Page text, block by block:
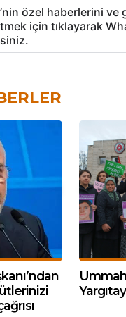
özel haberlerini ve
için tıklayarak